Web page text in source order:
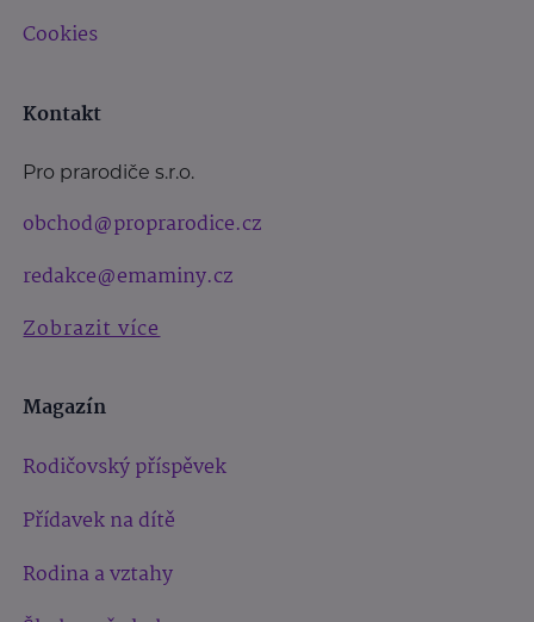
Cookies
Kontakt
Pro prarodiče s.r.o.
obchod@proprarodice.cz
redakce@emaminy.cz
Zobrazit více
Magazín
Rodičovský příspěvek
Přídavek na dítě
Rodina a vztahy